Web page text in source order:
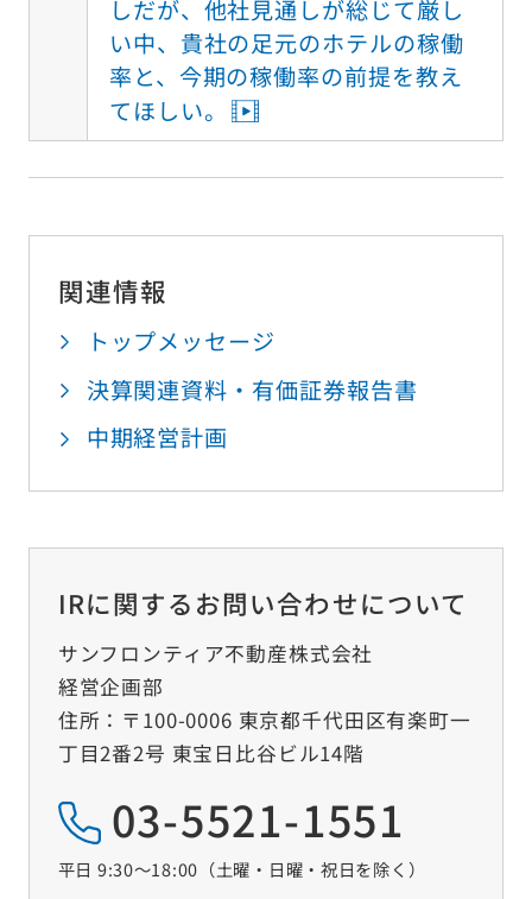
しだが、他社見通しが総じて厳し
い中、貴社の足元のホテルの稼働
率と、今期の稼働率の前提を教え
てほしい。
関連情報
トップメッセージ
決算関連資料・有価証券報告書
中期経営計画
IRに関するお問い合わせについて
サンフロンティア不動産株式会社
経営企画部
住所：〒100-0006 東京都千代田区有楽町一
丁目2番2号 東宝日比谷ビル14階
03-5521-1551
平日 9:30～18:00（土曜‧日曜‧祝日を除く）